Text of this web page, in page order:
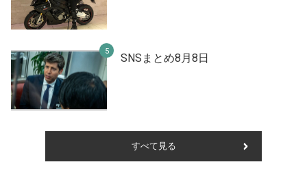
SNSまとめ8月8日
すべて見る